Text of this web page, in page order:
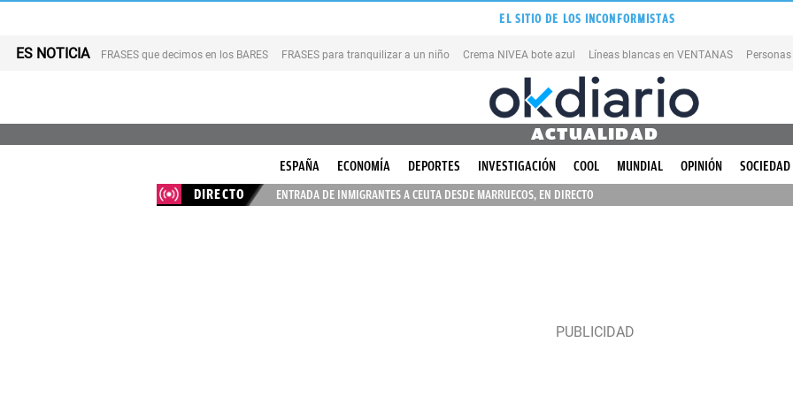
EL SITIO DE LOS INCONFORMISTAS
ES NOTICIA FRASES que decimos en los BARES FRASES para tranquilizar a un niño Crema NIVEA bote azul Líneas blancas en VENTANAS Personas
ACTUALIDAD
ESPAÑA ECONOMÍA DEPORTES INVESTIGACIÓN COOL MUNDIAL OPINIÓN SOCIEDAD
DIRECTO
ENTRADA DE INMIGRANTES A CEUTA DESDE MARRUECOS, EN DIRECTO